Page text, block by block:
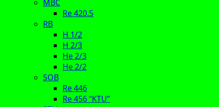
MBC
Re 420.5
RB
H 1/2
H 2/3
He 2/3
He 2/2
SOB
Re 446
Re 456 “KTU”